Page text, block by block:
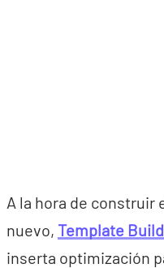
A la hora de construir
nuevo, Template
inserta optimización